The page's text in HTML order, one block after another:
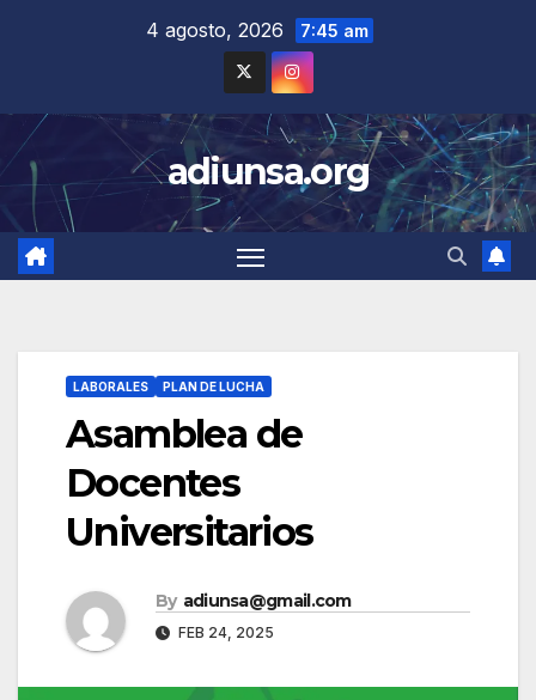
4 agosto, 2026 7:45 am
adiunsa.org
LABORALES PLAN DE LUCHA
Asamblea de
Docentes
Universitarios
By adiunsa@gmail.com
FEB 24, 2025